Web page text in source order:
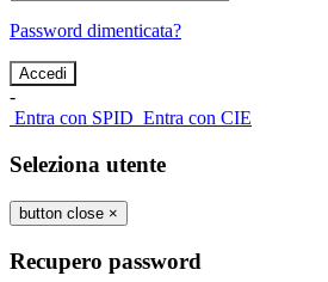
Password dimenticata?
-
Entra con SPID Entra con CIE
Seleziona utente
button close ×
Recupero password